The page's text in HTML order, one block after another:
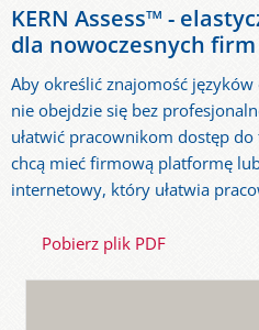
KERN Assess™ -
dla nowoczesnych firm
Aby określić znajomość
nie obejdzie się bez
ułatwić pracownikom dostęp
chcą mieć firmową platformę
internetowy, który ułatwia
Pobierz plik PDF